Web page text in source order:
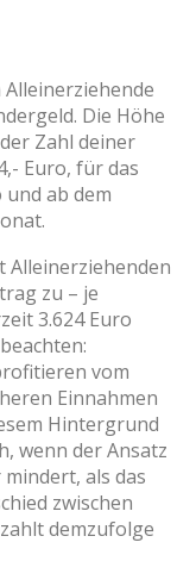
Die Höhe
Zahl deiner
Euro, für das
ab dem
Alleinerziehenden
zu – je
3.624 Euro
vom
Einnahmen
Hintergrund
wenn der Ansatz
als das
zwischen
demzufolge